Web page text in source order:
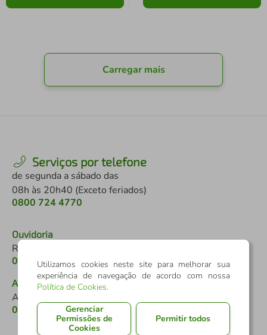
Carregar mais
Serviços por telefone
de segunda a sábado das
08h às 20h40 (Exceto feriados)
0800 724 4770
Ouvidoria
Reclamações e denúncias
0800 646 2519
Atendimento a pessoas com deficiência
Auditivo ou de fala
0800 724 0525
Utilizamos cookies neste site para melhorar sua
experiência de navegação de acordo com nossa
Política de Cookies.
Gerenciar
Permissões de
Cookies
Permitir todos